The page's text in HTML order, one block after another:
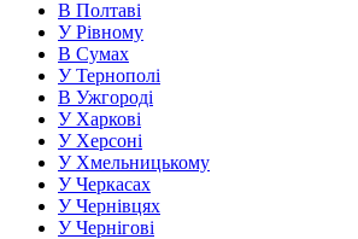
В Полтаві
У Рівному
В Сумах
У Тернополі
В Ужгороді
У Харкові
У Херсоні
У Хмельницькому
У Черкасах
У Чернівцях
У Чернігові